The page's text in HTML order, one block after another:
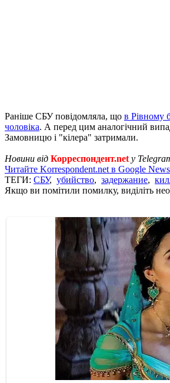
Раніше СБУ повідомляла, що в Рівному
чоловіка. А перед цим аналогічний
Замовницю і "кілера" затримали.
Новини від Корреспондент.net у
Читайте Korrespondent.net в Google News
ТЕГИ: СБУ, убийство, задержание,
Якщо ви помітили помилку, виділіть